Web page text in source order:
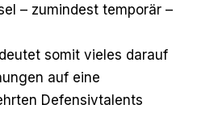
– zumindest temporär –
somit vieles darauf
auf eine
Defensivtalents